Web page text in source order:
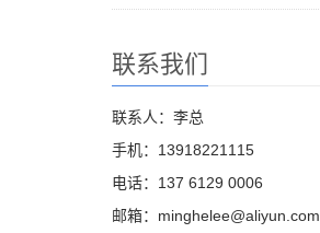
联系我们
联系人：李总
手机：13918221115
电话：137 6129 0006
邮箱：minghelee@aliyun.com